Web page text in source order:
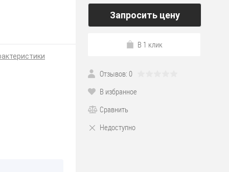
Запросить цену
В 1 клик
Отзывов: 0
В избранное
Сравнить
Недоступно